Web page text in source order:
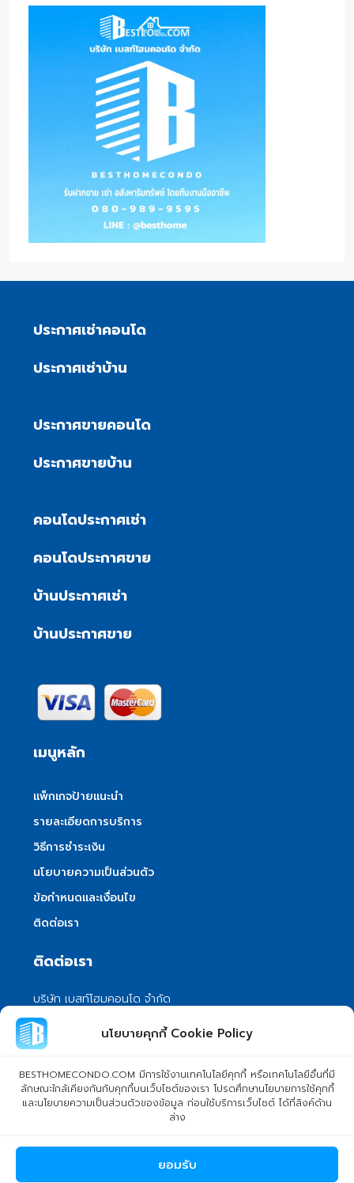
นโยบายคุกกี้ Cookie Policy
BESTHOMECONDO.COM มีการใช้งานเทคโนโลยีคุกกี้ หรือเทคโนโลยีอื่นที่มี
ลักษณะใกล้เคียงกันกับคุกกี้บนเว็บไซต์ของเรา โปรดศึกษานโยบายการใช้คุกกี้
และนโยบายความเป็นส่วนตัวของข้อมูล ก่อนใช้บริการเว็บไซต์ ได้ที่ลิงค์ด้าน
ล่าง
ยอมรับ
ประกาศเช่าคอนโด
ประกาศเช่าบ้าน
ประกาศขายคอนโด
ประกาศขายบ้าน
คอนโดประกาศเช่า
คอนโดประกาศขาย
บ้านประกาศเช่า
บ้านประกาศขาย
เมนูหลัก
แพ็กเกจป้ายแนะนำ
รายละเอียดการบริการ
วิธีการชำระเงิน
นโยบายความเป็นส่วนตัว
ข้อกำหนดและเงื่อนไข
ติดต่อเรา
ติดต่อเรา
บริษัท เบสท์โฮมคอนโด จำกัด
101/399 หมู่ 7 แขวงลําผักชี เขตหนองจอก
กรุงเทพมหานคร 10530
info@besthomecondo.com
© Copyright 2024 BESTHOMECONDO CO., LTD. - All rights